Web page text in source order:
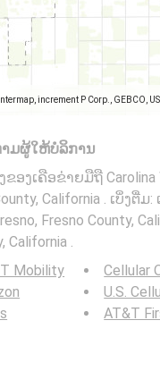
increment P Corp., GEBCO,
ມຜູ້ໃຫ້ບໍລິການ
ເຄືອຂ່າຍມືຖື Carolina
California . ເບິ່ງ
Fresno County,
California .
Mobility
Cellular
U.S.
AT&T